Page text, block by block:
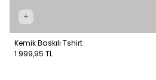
+
Kemik Baskılı Tshirt
1.999,95 TL